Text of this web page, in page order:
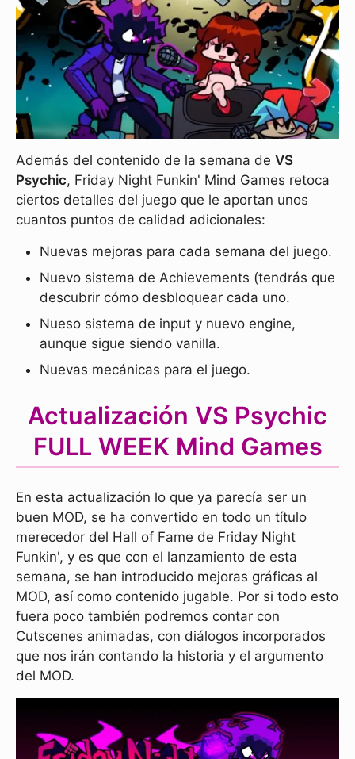
Además del contenido de la semana de VS
Psychic, Friday Night Funkin' Mind Games retoca
ciertos detalles del juego que le aportan unos
cuantos puntos de calidad adicionales:
Nuevas mejoras para cada semana del juego.
Nuevo sistema de Achievements (tendrás que
descubrir cómo desbloquear cada uno.
Nueso sistema de input y nuevo engine,
aunque sigue siendo vanilla.
Nuevas mecánicas para el juego.
Actualización VS Psychic
FULL WEEK Mind Games
En esta actualización lo que ya parecía ser un
buen MOD, se ha convertido en todo un título
merecedor del Hall of Fame de Friday Night
Funkin', y es que con el lanzamiento de esta
semana, se han introducido mejoras gráficas al
MOD, así como contenido jugable. Por si todo esto
fuera poco también podremos contar con
Cutscenes animadas, con diálogos incorporados
que nos irán contando la historia y el argumento
del MOD.